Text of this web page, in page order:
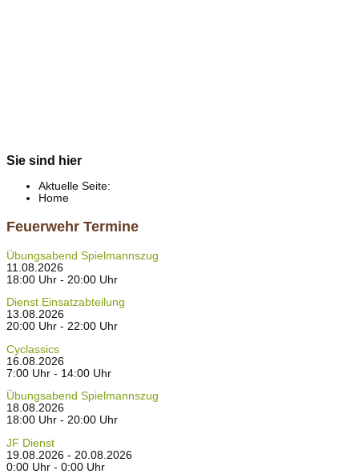
Sie sind hier
Aktuelle Seite:
Home
Feuerwehr Termine
Übungsabend Spielmannszug
11.08.2026
18:00 Uhr - 20:00 Uhr
Dienst Einsatzabteilung
13.08.2026
20:00 Uhr - 22:00 Uhr
Cyclassics
16.08.2026
7:00 Uhr - 14:00 Uhr
Übungsabend Spielmannszug
18.08.2026
18:00 Uhr - 20:00 Uhr
JF Dienst
19.08.2026 - 20.08.2026
0:00 Uhr - 0:00 Uhr